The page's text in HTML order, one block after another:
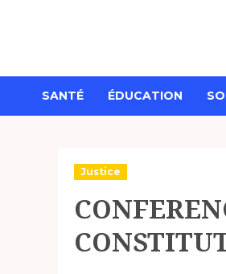
SANTÉ ÉDUCATION
Justice